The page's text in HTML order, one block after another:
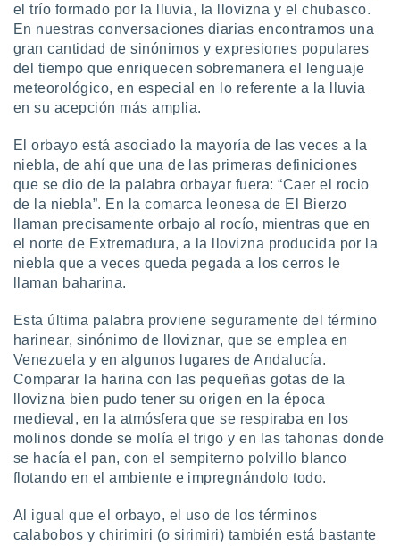
o acceder
datos
utilizar
crear un
uso de
la
medir el
de la
el
del
de
o a través
de
de
de
con el
el trío formado por la lluvia, la llovizna y el chubasco.
En nuestras conversaciones diarias encontramos una
gran cantidad de sinónimos y expresiones populares
del tiempo que enriquecen sobremanera el lenguaje
meteorológico, en especial en lo referente a la lluvia
en su acepción más amplia.
El orbayo está asociado la mayoría de las veces a la
niebla, de ahí que una de las primeras definiciones
que se dio de la palabra orbayar fuera: “Caer el rocio
de la niebla”. En la comarca leonesa de El Bierzo
llaman precisamente orbajo al rocío, mientras que en
el norte de Extremadura, a la llovizna producida por la
niebla que a veces queda pegada a los cerros le
llaman baharina.
Esta última palabra proviene seguramente del término
harinear, sinónimo de lloviznar, que se emplea en
Venezuela y en algunos lugares de Andalucía.
Comparar la harina con las pequeñas gotas de la
llovizna bien pudo tener su origen en la época
medieval, en la atmósfera que se respiraba en los
molinos donde se molía el trigo y en las tahonas donde
se hacía el pan, con el sempiterno polvillo blanco
flotando en el ambiente e impregnándolo todo.
Al igual que el orbayo, el uso de los términos
calabobos y chirimiri (o sirimiri) también está bastante